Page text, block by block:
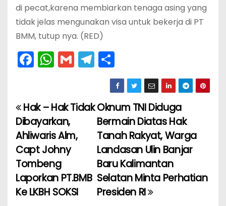
di pecat,karena membiarkan tenaga asing yang
tidak jelas mengunakan visa untuk bekerja di PT
BMM, tutup nya. (RED)
F
a
e
b
o
o
k
W
h
ts
A
p
p
G
m
l
T
el
gr
a
m
h
ar
e
N
a
v
i
g
Oknum TNI Diduga
Bermain Diatas Hak
Tanah Rakyat, Warga
Landasan Ulin Banjar
Baru Kalimantan
Selatan Minta Perhatian
Presiden RI
Hak – Hak Tidak
Dibayarkan,
Ahliwaris Alm,
Capt Johny
Tombeng
Laporkan PT.BMB
Ke LKBH SOKSI